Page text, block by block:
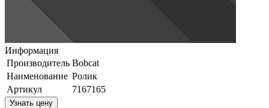
Информация
Производитель Bobcat
Наименование Ролик
Артикул
7167165
Узнать цену